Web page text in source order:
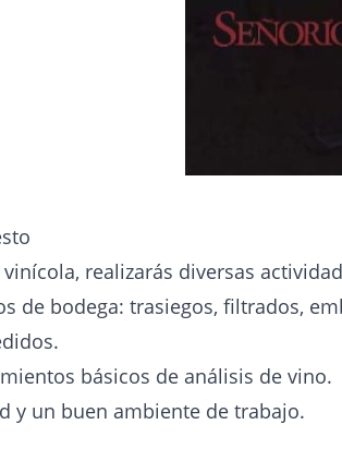
realizarás diversas
de bodega: trasiegos, filtrados,
básicos de análisis de vino.
y un buen ambiente de trabajo.